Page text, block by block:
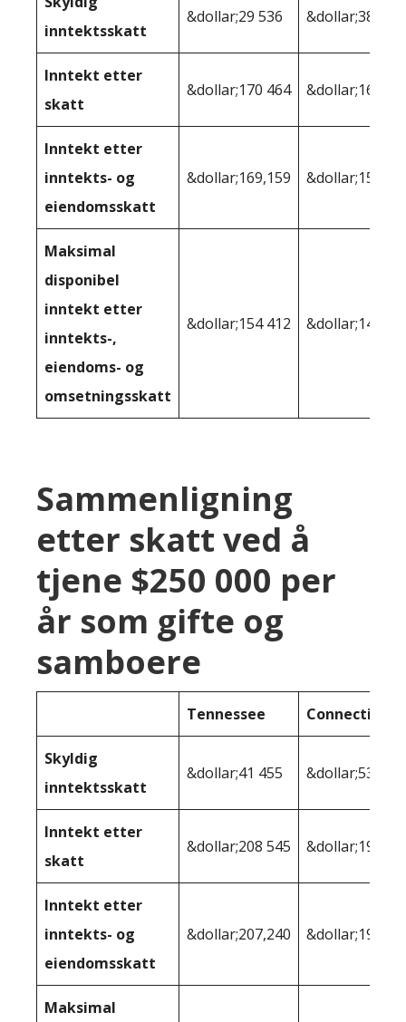
inntektsskatt
&dollar;29 536 &dollar;38 316
Inntekt etter
skatt
&dollar;170 464 &dollar;161
Inntekt etter
inntekts- og
eiendomsskatt
&dollar;169,159 &dollar;155
Maksimal
disponibel
inntekt etter
inntekts-,
eiendoms- og
omsetningsskatt
&dollar;154 412
Sammenligning
etter skatt ved å
tjene $250 000 per
år som gifte og
samboere
Tennessee Connecticut
Skyldig
inntektsskatt
&dollar;41 455 &dollar;53,115
Inntekt etter
skatt
&dollar;208 545 &dollar;196
Inntekt etter
inntekts- og
eiendomsskatt
&dollar;207,240 &dollar;190
Maksimal